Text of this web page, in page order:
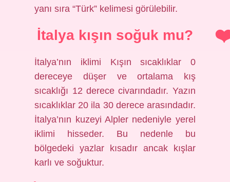
yanı sıra “Türk” kelimesi görülebilir.
İtalya kışın soğuk mu?
İtalya’nın iklimi Kışın sıcaklıklar 0
dereceye düşer ve ortalama kış
sıcaklığı 12 derece civarındadır. Yazın
sıcaklıklar 20 ila 30 derece arasındadır.
İtalya’nın kuzeyi Alpler nedeniyle yerel
iklimi hisseder. Bu nedenle bu
bölgedeki yazlar kısadır ancak kışlar
karlı ve soğuktur.